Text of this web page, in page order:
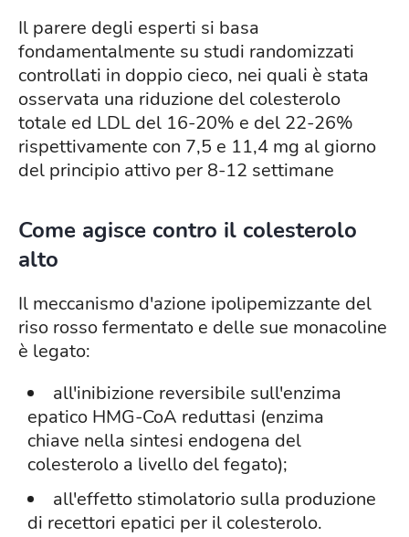
Il parere degli esperti si basa
fondamentalmente su studi randomizzati
controllati in doppio cieco, nei quali è stata
osservata una riduzione del colesterolo
totale ed LDL del 16-20% e del 22-26%
rispettivamente con 7,5 e 11,4 mg al giorno
del principio attivo per 8-12 settimane
Come agisce contro il colesterolo
alto
Il meccanismo d'azione ipolipemizzante del
riso rosso fermentato e delle sue monacoline
è legato:
all'inibizione reversibile sull'enzima
epatico HMG-CoA reduttasi (enzima
chiave nella sintesi endogena del
colesterolo a livello del fegato);
all'effetto stimolatorio sulla produzione
di recettori epatici per il colesterolo.